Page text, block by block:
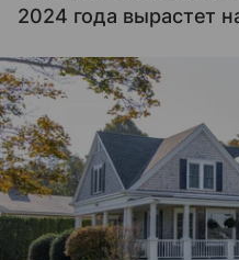
2024 года вырастет